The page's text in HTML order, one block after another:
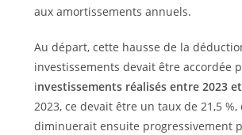
aux amortissements annuels.
Au départ, cette hausse de la
investissements devait être accordée
investissements réalisés entre 2023
2023, ce devait être un taux de 21,5 %,
diminuerait ensuite progressivement